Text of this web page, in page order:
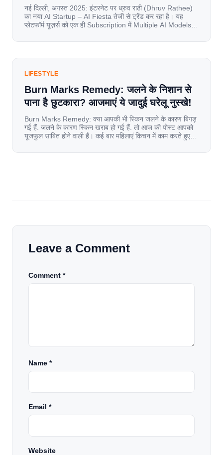
नई दिल्ली, अगस्त 2025: इंटरनेट पर ध्रुव राठी (Dhruv Rathee)
का नया AI Startup – AI Fiesta तेजी से ट्रेंड कर रहा है। यह
प्लेटफॉर्म यूज़र्स को एक ही Subscription में Multiple AI Models
यूज़र्स का जबरदस्त रिस्पॉन्स लॉन्च के तुरंत […]
LIFESTYLE
Burn Marks Remedy: जलने के निशान से
पाना है छुटकारा? आजमाएं ये जादुई घरेलू नुस्खे!
Burn Marks Remedy: क्या आपकी भी स्किन जलने के कारण बिगड़
गई हैं. जलने के कारण स्किन खराब हो गई हैं. तो आज की पोस्ट आपको
यूजफुल साबित होने वाली हैं। कई बार महिलाएं किचन में काम करते हुए
[…]
Leave a Comment
Comment *
Name *
Email *
Website